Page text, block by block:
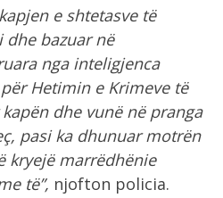
e shtetasve të
bazuar në
nga inteligjenca
Hetimin e Krimeve të
dhe vunë në pranga
pasi ka dhunuar motrën
kryejë marrëdhënie
të”, njofton policia.